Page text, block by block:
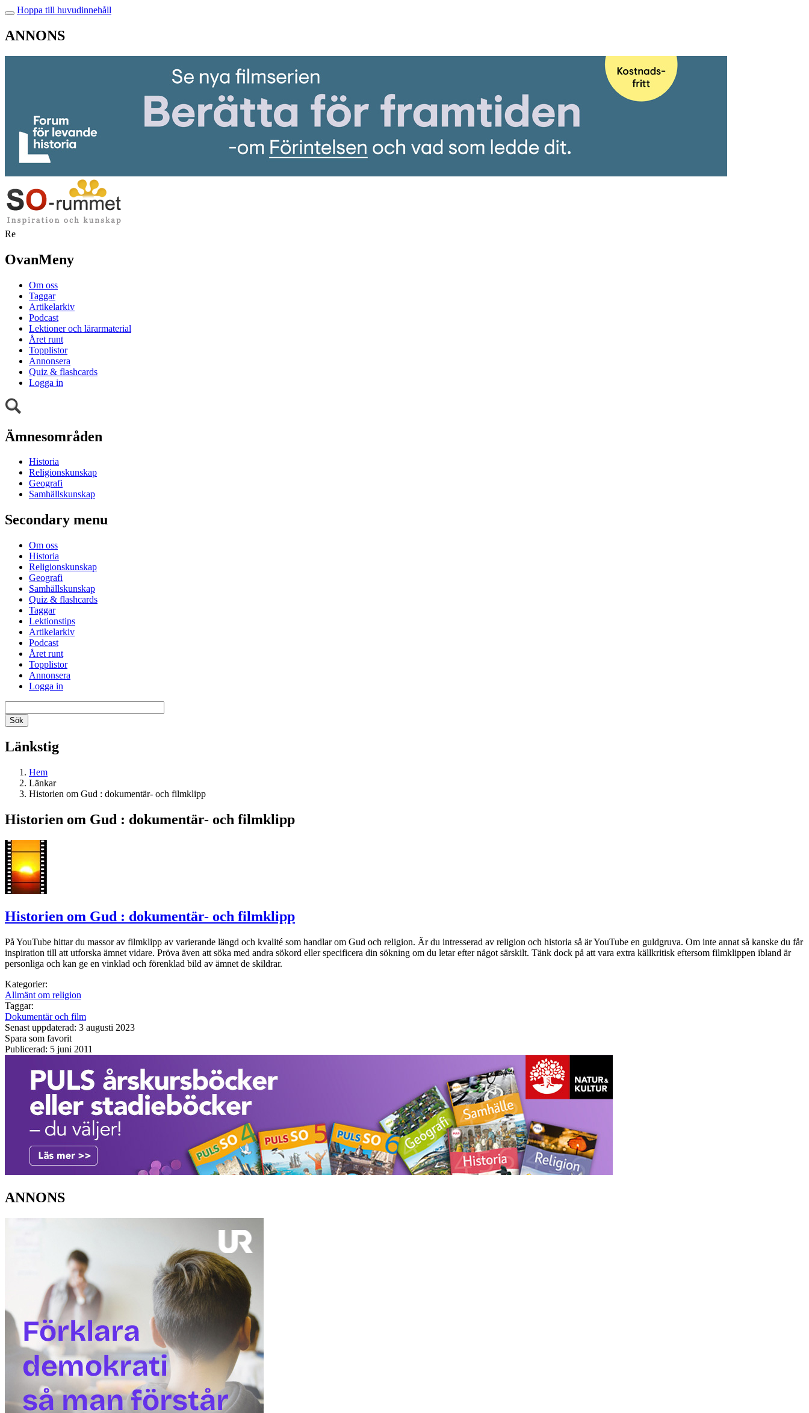
Hoppa till huvudinnehåll
ANNONS
Re
OvanMeny
Om oss
Taggar
Artikelarkiv
Podcast
Lektioner och lärarmaterial
Året runt
Topplistor
Annonsera
Quiz & flashcards
Logga in
Ämnesområden
Historia
Religionskunskap
Geografi
Samhällskunskap
Secondary menu
Om oss
Historia
Religionskunskap
Geografi
Samhällskunskap
Quiz & flashcards
Taggar
Lektionstips
Artikelarkiv
Podcast
Året runt
Topplistor
Annonsera
Logga in
Länkstig
Hem
Länkar
Historien om Gud : dokumentär- och filmklipp
Historien om Gud : dokumentär- och filmklipp
Historien om Gud : dokumentär- och filmklipp
På YouTube hittar du massor av filmklipp av varierande längd och kvalité som handlar om Gud och religion. Är du intresserad av religion och historia så är YouTube en guldgruva. Om inte annat så kanske du får
inspiration till att utforska ämnet vidare. Pröva även att söka med andra sökord eller specificera din sökning om du letar efter något särskilt. Tänk dock på att vara extra källkritisk eftersom filmklippen ibland är
personliga och kan ge en vinklad och förenklad bild av ämnet de skildrar.
Kategorier:
Allmänt om religion
Taggar:
Dokumentär och film
Senast uppdaterad: 3 augusti 2023
Spara som favorit
Publicerad: 5 juni 2011
ANNONS